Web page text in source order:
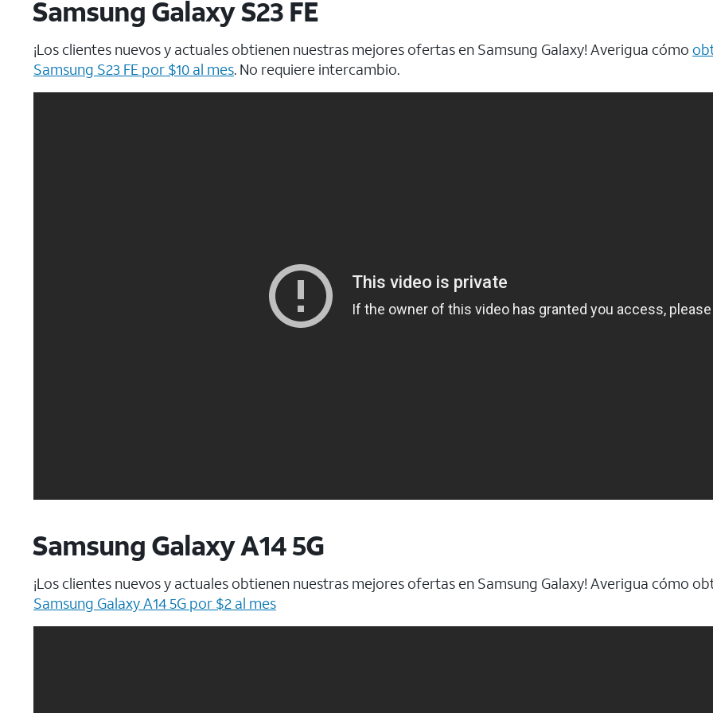
Samsung Galaxy S23 FE
¡Los clientes nuevos y actuales obtienen nuestras mejores ofertas en Samsung Galaxy! Averigua cómo
Samsung S23 FE por $10 al mes. No requiere intercambio.
Samsung Galaxy A14 5G
¡Los clientes nuevos y actuales obtienen nuestras mejores ofertas en Samsung Galaxy! Averigua cómo
Samsung Galaxy A14 5G por $2 al mes